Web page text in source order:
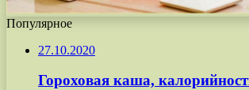
Популярное
27.10.2020
Гороховая каша,